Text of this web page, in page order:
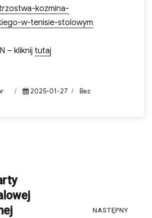
kozmina-
w-tenisie-stolowym
– kliknij tutaj
Posted
2025-01-27 Categories
Bez
NASTĘPNY